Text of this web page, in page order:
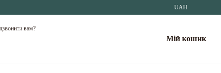
UAH
вам?
Мій кошик